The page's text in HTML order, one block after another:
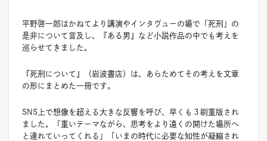
平野啓一郎はかねてより講演やインタヴューの場で「死刑」の
是非について言及し、『ある男』など小説作品の中でも考えを
巡らせてきました。
『死刑について』（岩波書店）は、あらためてその考えを文章
の形にまとめた一冊です。
SNS上で想像を超える大きな反響を呼び、早くも３刷重版され
ました。「重いテーマながら、思考をより遠くの開けた場所へ
と連れていってくれる」「いまの時代に必要な知性が凝縮され